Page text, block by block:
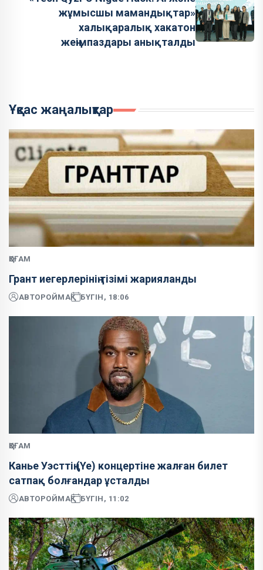
жұмысшы мамандықтар»
халықаралық хакатон
жеңімпаздары анықталды
Ұқсас жаңалықтар
ҚОҒАМ
Грант иегерлерінің тізімі жарияланды
АВТОРОЙМАҚ БҮГІН, 18:06
ҚОҒАМ
Канье Уэсттің (Ye) концертіне жалған билет
сатпақ болғандар ұсталды
АВТОРОЙМАҚ БҮГІН, 11:02